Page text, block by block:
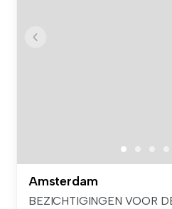
Amsterdam
BEZICHTIGINGEN VOOR